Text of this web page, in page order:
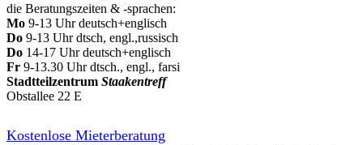
die Beratungszeiten & -sprachen:
Mo 9-13 Uhr deutsch+englisch
Do 9-13 Uhr dtsch, engl.,russisch
Do 14-17 Uhr deutsch+englisch
Fr 9-13.30 Uhr dtsch., engl., farsi
Stadtteilzentrum Staakentreff
Obstallee 22 E
Kostenlose Mieterberatung